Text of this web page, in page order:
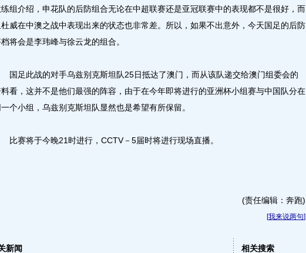
组介绍，申花队的后防组合无论在中超联赛还是亚冠联赛中的表现都不是很好，而
杜威在中澳之战中表现出来的状态也非常差。所以，如果不出意外，今天国足的后防
将会是李玮峰与徐云龙的组合。
足此战的对手乌兹别克斯坦队25日抵达了澳门，而从该队递交给澳门组委会的
料看，这并不是他们最强的阵容，由于在今年即将进行的亚洲杯小组赛与中国队分在
一个小组，乌兹别克斯坦队显然也是希望有所保留。
赛将于今晚21时进行，CCTV－5届时将进行现场直播。
(责任编辑：奔跑)
[我来说两句]
新闻
相关搜索